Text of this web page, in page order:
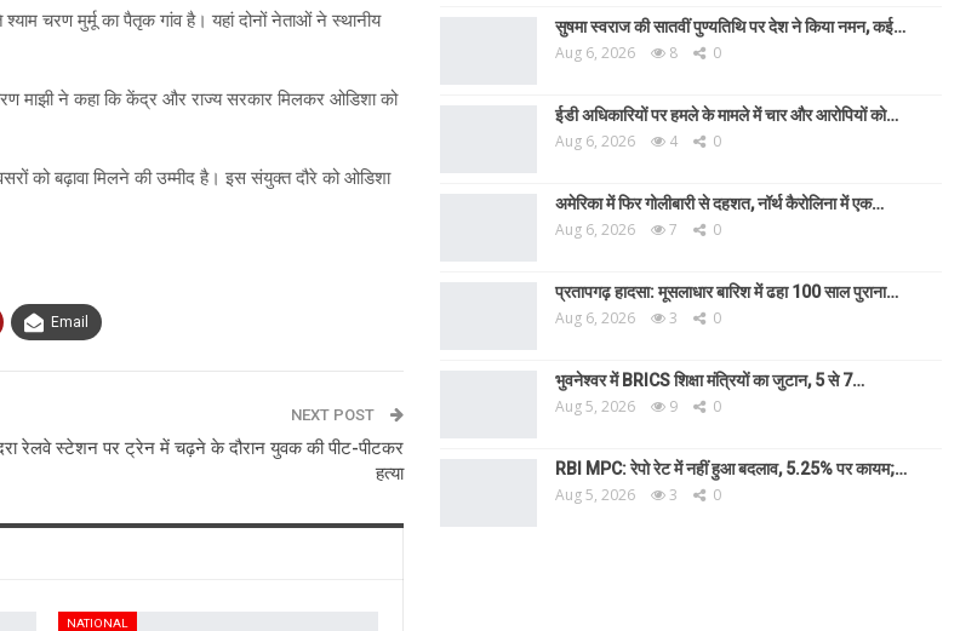
श्याम चरण मुर्मू का पैतृक गांव है। यहां दोनों नेताओं ने स्थानीय
माझी ने कहा कि केंद्र और राज्य सरकार मिलकर ओडिशा को
को बढ़ावा मिलने की उम्मीद है। इस संयुक्त दौरे को ओडिशा
Email
NEXT POST
रेलवे स्टेशन पर ट्रेन में चढ़ने के दौरान युवक की पीट-पीटकर
हत्या
NATIONAL
सुषमा स्वराज की सातवीं पुण्यतिथि पर देश ने किया नमन, कई…
Aug 6, 2026 8 0
ईडी अधिकारियों पर हमले के मामले में चार और आरोपियों को…
Aug 6, 2026 4 0
अमेरिका में फिर गोलीबारी से दहशत, नॉर्थ कैरोलिना में एक…
Aug 6, 2026 7 0
प्रतापगढ़ हादसा: मूसलाधार बारिश में ढहा 100 साल पुराना…
Aug 6, 2026 3 0
भुवनेश्वर में BRICS शिक्षा मंत्रियों का जुटान, 5 से 7…
Aug 5, 2026 9 0
RBI MPC: रेपो रेट में नहीं हुआ बदलाव, 5.25% पर कायम;…
Aug 5, 2026 3 0